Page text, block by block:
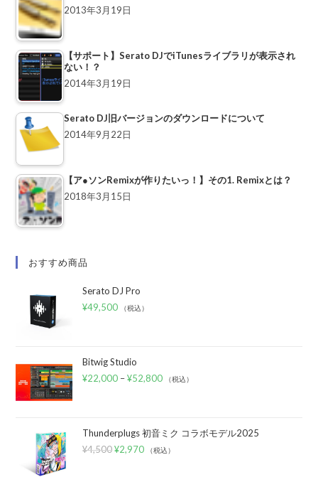
2013年3月19日
【サポート】Serato DJでiTunesライブラリが表示され
ない！？
2014年3月19日
Serato DJ旧バージョンのダウンロードについて
2014年9月22日
【ア●ソンRemixが作りたいっ！】その1. Remixとは？
2018年3月15日
おすすめ商品
Serato DJ Pro
¥49,500 （税込）
Bitwig Studio
¥22,000 –¥52,800 （税込）
Thunderplugs 初音ミク コラボモデル2025
¥4,500 ¥2,970 （税込）